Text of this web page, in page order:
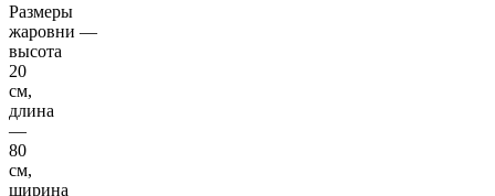
Размеры
жаровни ―
высота
20
см,
длина
―
80
см,
ширина